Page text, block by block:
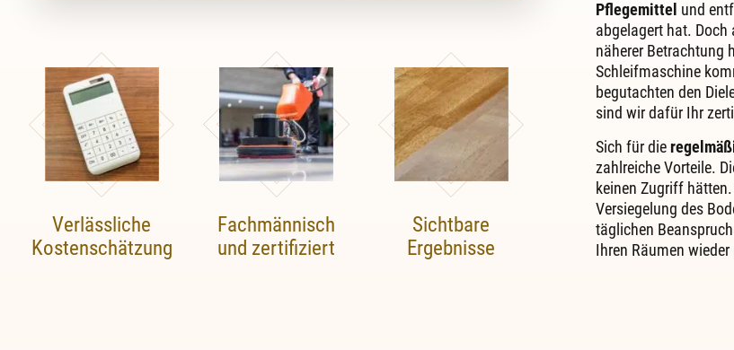
Verlässliche
Kostenschätzung
Fachmännisch
und zertifiziert
Sichtbare
Ergebnisse
Pflegemittel und
abgelagert hat. Doch
näherer Betrachtung
Schleifmaschine
begutachten den
sind wir dafür Ihr
Sich für die
zahlreiche Vorteile.
keinen Zugriff
Versiegelung des
täglichen
Ihren Räumen